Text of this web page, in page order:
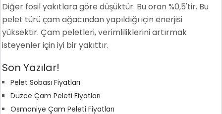
Diğer fosil yakıtlara göre düşüktür. Bu oran %0,5'tir. Bu
pelet türü çam ağacından yapıldığı için enerjisi
yüksektir. Çam peletleri, verimliliklerini artırmak
isteyenler için iyi bir yakıttır.
Son Yazılar!
Pelet Sobası Fiyatları
Düzce Çam Peleti Fiyatları
Osmaniye Çam Peleti Fiyatları